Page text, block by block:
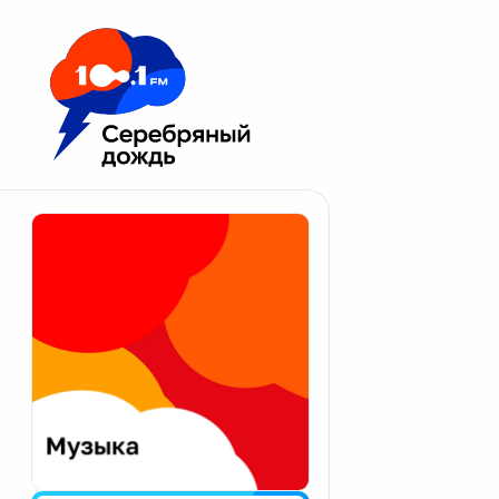
Москва 100.1 FM
Апатиты
Екатеринбург
Калининград
Калуга